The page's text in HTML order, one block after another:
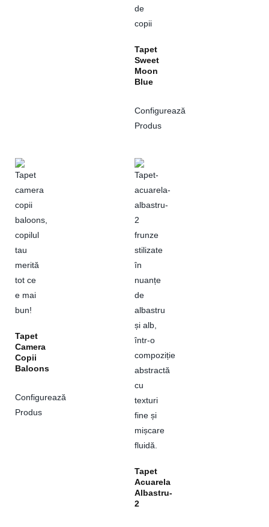
Tapet
Sweet
Moon
Blue
Configurează
Produs
Tapet
Camera
Copii
Baloons
Configurează
Produs
Tapet
Acuarela
Albastru-
2